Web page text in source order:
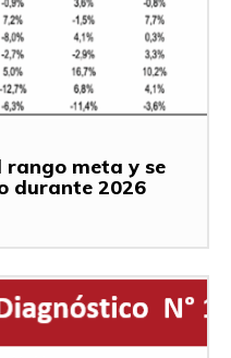
meta y se
durante 2026